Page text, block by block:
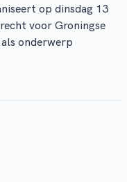
op dinsdag 13
voor Groningse
onderwerp